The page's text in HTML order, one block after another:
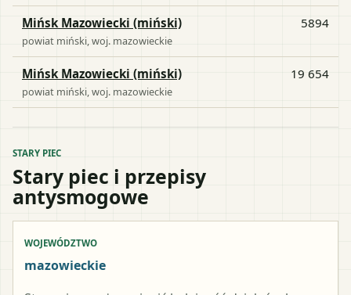
Mińsk Mazowiecki (miński)
powiat miński , woj. mazowieckie
5894
Mińsk Mazowiecki (miński)
powiat miński , woj. mazowieckie
19 654
STARY PIEC
Stary piec i przepisy
antysmogowe
WOJEWÓDZTWO
mazowieckie